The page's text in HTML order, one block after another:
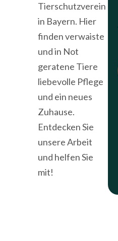
Tierschutzverein
in Bayern. Hier
finden verwaiste
und in Not
geratene Tiere
liebevolle Pflege
und ein neues
Zuhause.
Entdecken Sie
unsere Arbeit
und helfen Sie
mit!